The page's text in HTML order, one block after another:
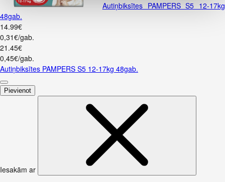
Autiņbiksītes PAMPERS S5 12-17kg
48gab.
14.99€
0,31€/gab.
21 .45€
0,45€/gab.
Autiņbiksītes PAMPERS S5 12-17kg 48gab.
Pievienot
Iesakām ar